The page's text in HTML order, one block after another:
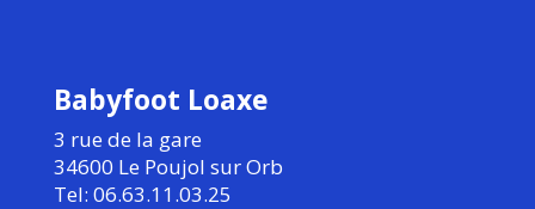
Babyfoot Loaxe
3 rue de la gare
34600 Le Poujol sur Orb
Tel: 06.63.11.03.25